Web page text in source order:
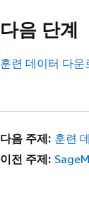
다음 단계
훈련 데이터 다운
다음 주제: 훈련
이전 주제: